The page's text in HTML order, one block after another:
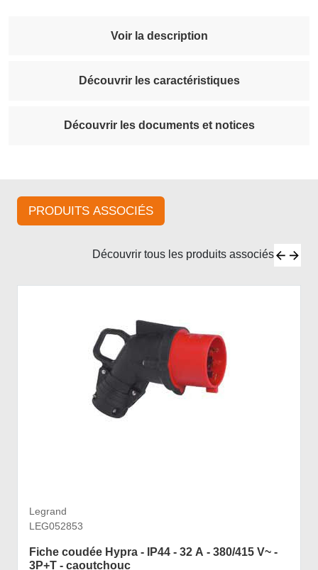
Voir la description
Découvrir les caractéristiques
Découvrir les documents et notices
PRODUITS ASSOCIÉS
Découvrir tous les produits associés
Legrand
LEG052853
Fiche coudée Hypra - IP44 - 32 A - 380/415 V~ -
3P+T - caoutchouc